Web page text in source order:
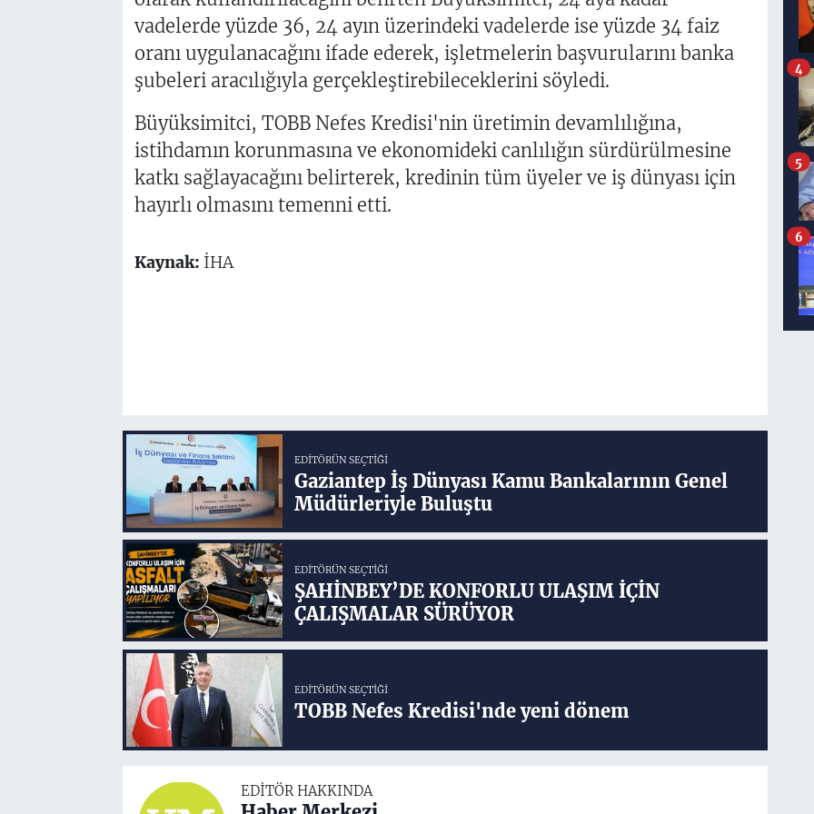
vadelerde yüzde 36, 24 ayın üzerindeki vadelerde ise yüzde 34 faiz
oranı uygulanacağını ifade ederek, işletmelerin başvurularını banka
şubeleri aracılığıyla gerçekleştirebileceklerini söyledi.
Büyüksimitci, TOBB Nefes Kredisi'nin üretimin devamlılığına,
istihdamın korunmasına ve ekonomideki canlılığın sürdürülmesine
katkı sağlayacağını belirterek, kredinin tüm üyeler ve iş dünyası için
hayırlı olmasını temenni etti.
Kaynak: İHA
EDITÖRÜN SEÇTIĞI
Gaziantep İş Dünyası Kamu Bankalarının Genel
Müdürleriyle Buluştu
EDITÖRÜN SEÇTIĞI
ŞAHİNBEY’DE KONFORLU ULAŞIM İÇİN
ÇALIŞMALAR SÜRÜYOR
EDITÖRÜN SEÇTIĞI
TOBB Nefes Kredisi'nde yeni dönem
EDITÖR HAKKINDA
4
5
6